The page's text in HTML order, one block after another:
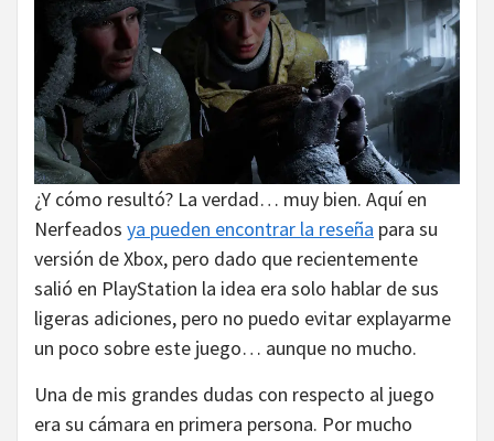
¿Y cómo resultó? La verdad… muy bien. Aquí en
Nerfeados ya pueden encontrar la reseña para su
versión de Xbox, pero dado que recientemente
salió en PlayStation la idea era solo hablar de sus
ligeras adiciones, pero no puedo evitar explayarme
un poco sobre este juego… aunque no mucho.
Una de mis grandes dudas con respecto al juego
era su cámara en primera persona. Por mucho